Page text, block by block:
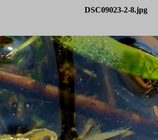
DSC09023-2-8.jpg